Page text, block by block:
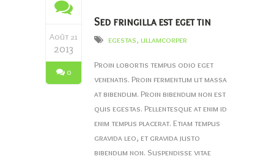
Août 21
2013
0
Sed fringilla est eget tin
egestas, ullamcorper
Proin lobortis tempus odio eget
venenatis. Proin fermentum ut massa
at bibendum. Proin bibendum non est
quis egestas. Pellentesque at enim id
enim tempus placerat. Etiam tempus
gravida leo, et gravida justo
bibendum non. Suspendisse vitae